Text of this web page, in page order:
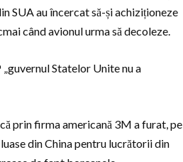
SUA au încercat să-și achiziționeze
când avionul urma să decoleze.
Statelor Unite nu a
prin firma americană 3M a furat, pe
din China pentru lucrătorii din